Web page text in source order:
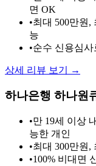
면 OK
•최대 500만원,
능
•순수 신용심
상세 리뷰 보기 →
하나은행 하나원
•만 19세 이상
능한 개인
•최대 300만원,
•100% 비대면